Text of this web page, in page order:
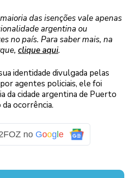
das isenções vale apenas
argentina ou
no país. Para saber mais, na
clique aqui.
identidade divulgada pelas
agentes policiais, ele foi
da cidade argentina de Puerto
ocorrência.
no Google